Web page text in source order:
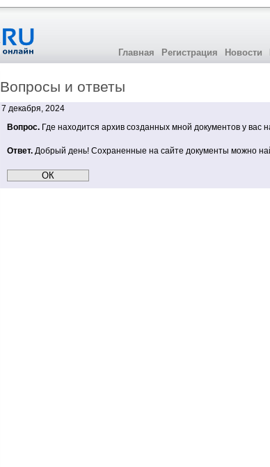
Главная Регистрация Новости
Вопросы и ответы
7 декабря, 2024
Вопрос.Где находится архив созданных мной документов у вас
Ответ.Добрый день! Сохраненные на сайте документы можно